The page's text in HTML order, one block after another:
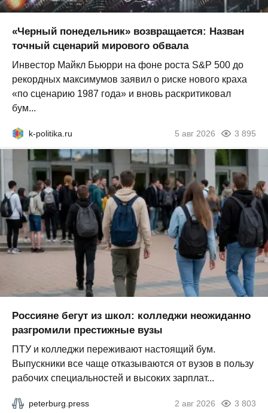
«Черный понедельник» возвращается: Назван
точный сценарий мирового обвала
Инвестор Майкл Бьюрри на фоне роста S&P 500 до
рекордных максимумов заявил о риске нового краха
«по сценарию 1987 года» и вновь раскритиковал
бум...
k-politika.ru 5 авг 2026 3 895
Россияне бегут из школ: колледжи неожиданно
разгромили престижные вузы
ПТУ и колледжи переживают настоящий бум.
Выпускники все чаще отказываются от вузов в пользу
рабочих специальностей и высоких зарплат...
peterburg.press 2 авг 2026 3 803